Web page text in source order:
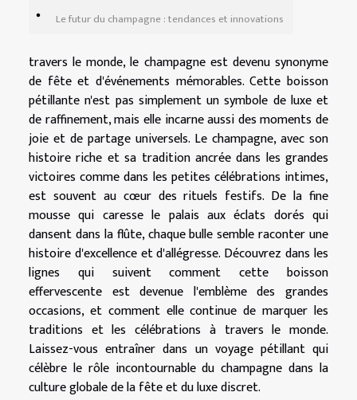
Le futur du champagne : tendances et innovations
travers le monde, le champagne est devenu synonyme
de fête et d'événements mémorables. Cette boisson
pétillante n'est pas simplement un symbole de luxe et
de raffinement, mais elle incarne aussi des moments de
joie et de partage universels. Le champagne, avec son
histoire riche et sa tradition ancrée dans les grandes
victoires comme dans les petites célébrations intimes,
est souvent au cœur des rituels festifs. De la fine
mousse qui caresse le palais aux éclats dorés qui
dansent dans la flûte, chaque bulle semble raconter une
histoire d'excellence et d'allégresse. Découvrez dans les
lignes qui suivent comment cette boisson
effervescente est devenue l'emblème des grandes
occasions, et comment elle continue de marquer les
traditions et les célébrations à travers le monde.
Laissez-vous entraîner dans un voyage pétillant qui
célèbre le rôle incontournable du champagne dans la
culture globale de la fête et du luxe discret.